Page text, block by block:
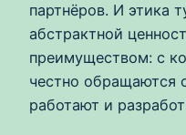
партнёров. И этика
абстрактной
преимуществом: с
честно обращаются
работают и